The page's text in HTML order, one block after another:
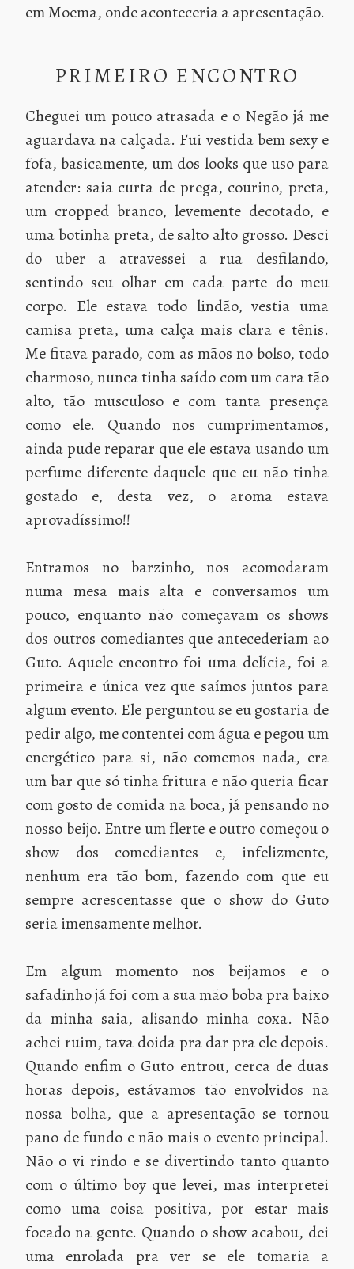
em Moema, onde aconteceria a apresentação.
PRIMEIRO ENCONTRO
Cheguei um pouco atrasada e o Negão já me
aguardava na calçada. Fui vestida bem sexy e
fofa, basicamente, um dos looks que uso para
atender: saia curta de prega, courino, preta,
um cropped branco, levemente decotado, e
uma botinha preta, de salto alto grosso. Desci
do uber a atravessei a rua desfilando,
sentindo seu olhar em cada parte do meu
corpo. Ele estava todo lindão, vestia uma
camisa preta, uma calça mais clara e tênis.
Me fitava parado, com as mãos no bolso, todo
charmoso, nunca tinha saído com um cara tão
alto, tão musculoso e com tanta presença
como ele. Quando nos cumprimentamos,
ainda pude reparar que ele estava usando um
perfume diferente daquele que eu não tinha
gostado e, desta vez, o aroma estava
aprovadíssimo!!
Entramos no barzinho, nos acomodaram
numa mesa mais alta e conversamos um
pouco, enquanto não começavam os shows
dos outros comediantes que antecederiam ao
Guto. Aquele encontro foi uma delícia, foi a
primeira e única vez que saímos juntos para
algum evento. Ele perguntou se eu gostaria de
pedir algo, me contentei com água e pegou um
energético para si, não comemos nada, era
um bar que só tinha fritura e não queria ficar
com gosto de comida na boca, já pensando no
nosso beijo. Entre um flerte e outro começou o
show dos comediantes e, infelizmente,
nenhum era tão bom, fazendo com que eu
sempre acrescentasse que o show do Guto
seria imensamente melhor.
Em algum momento nos beijamos e o
safadinho já foi com a sua mão boba pra baixo
da minha saia, alisando minha coxa. Não
achei ruim, tava doida pra dar pra ele depois.
Quando enfim o Guto entrou, cerca de duas
horas depois, estávamos tão envolvidos na
nossa bolha, que a apresentação se tornou
pano de fundo e não mais o evento principal.
Não o vi rindo e se divertindo tanto quanto
com o último boy que levei, mas interpretei
como uma coisa positiva, por estar mais
focado na gente. Quando o show acabou, dei
uma enrolada pra ver se ele tomaria a